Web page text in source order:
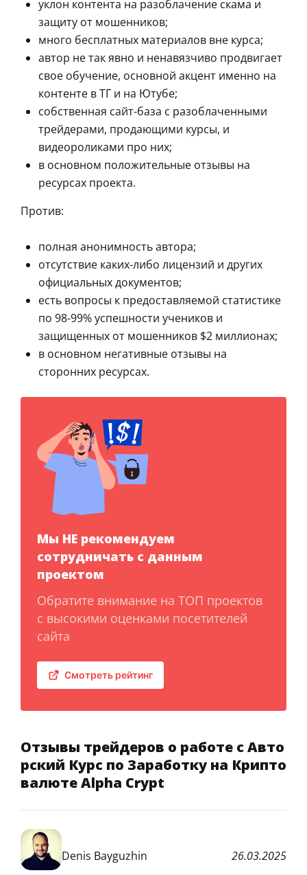
уклон контента на разоблачение скама и
защиту от мошенников;
много бесплатных материалов вне курса;
автор не так явно и ненавязчиво продвигает
свое обучение, основной акцент именно на
контенте в ТГ и на Ютубе;
собственная сайт-база с разоблаченными
трейдерами, продающими курсы, и
видеороликами про них;
в основном положительные отзывы на
ресурсах проекта.
Против:
полная анонимность автора;
отсутствие каких-либо лицензий и других
официальных документов;
есть вопросы к предоставляемой статистике
по 98-99% успешности учеников и
защищенных от мошенников $2 миллионах;
в основном негативные отзывы на
сторонних ресурсах.
Мы НЕ рекомендуем
сотрудничать с данным
проектом
Обратите внимание на ТОП проектов
с высокими оценками посетителей
сайта
Смотреть рейтинг
Отзывы трейдеров о работе с Авто
рский Курс по Заработку на Крипто
валюте Alpha Crypt
Denis Bayguzhin 26.03.2025